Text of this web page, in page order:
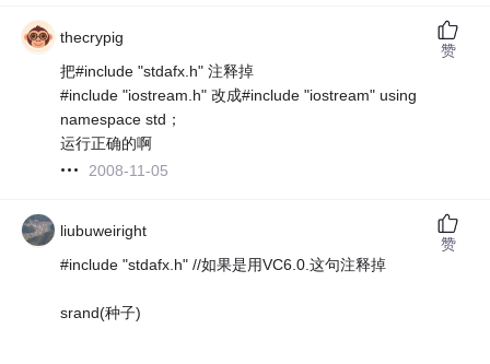
thecrypig
把#include "stdafx.h" 注释掉
#include "iostream.h" 改成#include "iostream" using
namespace std；
运行正确的啊
2008-11-05
赞
liubuweiright
#include "stdafx.h" //如果是用VC6.0.这句注释掉
srand(种子)
赞